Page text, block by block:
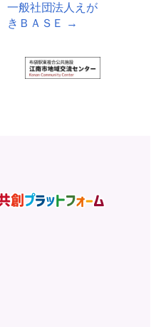
一般社団法人えが
きＢＡＳＥ →